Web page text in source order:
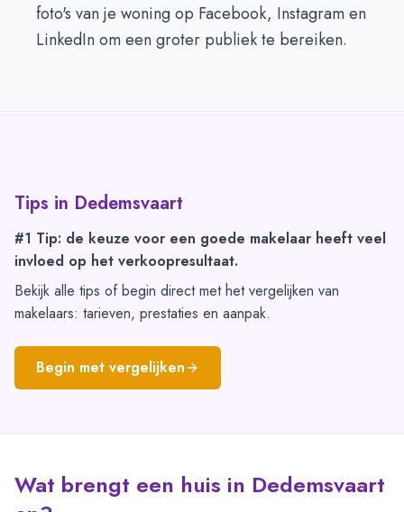
foto's van je woning op Facebook, Instagram en
LinkedIn om een groter publiek te bereiken.
Tips in Dedemsvaart
#1 Tip: de keuze voor een goede makelaar heeft veel
invloed op het verkoopresultaat.
Bekijk alle tips of begin direct met het vergelijken van
makelaars: tarieven, prestaties en aanpak.
Begin met vergelijken
Wat brengt een huis in Dedemsvaart